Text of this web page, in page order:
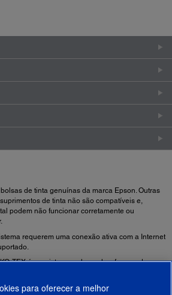
de tinta genuínas da marca Epson. Outras
de tinta não são compatíveis e,
podem não funcionar corretamente ou
requerem uma conexão ativa com a Internet
TEX é um sistema pelo qual os fornecedores
Este é um padrão internacional de
para oferecer a melhor